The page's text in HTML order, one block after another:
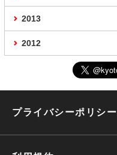
2013
2012
プライバシーポリシー